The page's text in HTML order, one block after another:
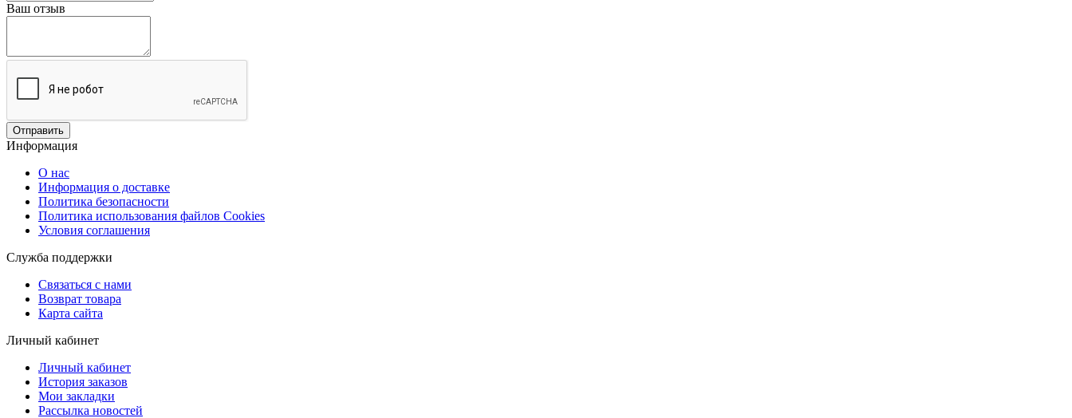
Ваш отзыв
Отправить
Информация
О нас
Информация о доставке
Политика безопасности
Политика использования файлов Сookies
Условия соглашения
Служба поддержки
Связаться с нами
Возврат товара
Карта сайта
Личный кабинет
Личный кабинет
История заказов
Мои закладки
Рассылка новостей